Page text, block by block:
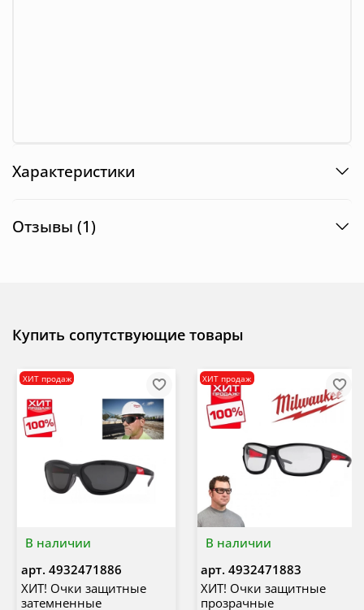
Характеристики
Отзывы (1)
Купить сопутствующие товары
В наличии
ХИТ продаж
арт. 4932471886
ХИТ! Очки защитные
затемненные
В наличии
ХИТ продаж
арт. 4932471883
ХИТ! Очки защитные
прозрачные